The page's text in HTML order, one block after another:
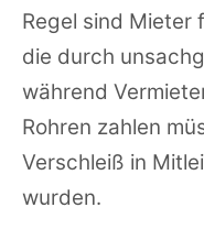
Regel sind Mieter
die durch
während
Rohren zahlen
Verschleiß in
wurden.